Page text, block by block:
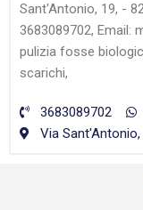
Sant'Antonio, 19, -
3683089702, Email:
pulizia fosse
scarichi,
3683089702
Via